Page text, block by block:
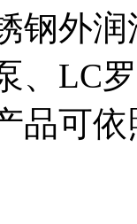
钢外
、LC
品可